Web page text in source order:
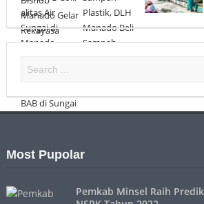
Most Pupolar
Pemkab Minsel Raih